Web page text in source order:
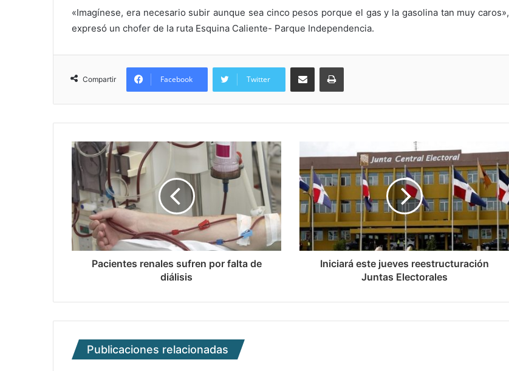
«Imagínese, era necesario subir aunque sea cinco pesos porque el gas y la gasolina tan muy caros»,
expresó un chofer de la ruta Esquina Caliente- Parque Independencia.
Compartir Facebook Twitter
Compartir via Email Imprimi
Pacientes renales sufren por falta de
diálisis
Iniciará este jueves reestructuración
Juntas Electorales
Publicaciones relacionadas